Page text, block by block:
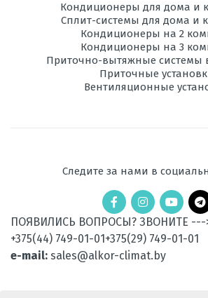
Кондиционеры для дома и
Сплит-системы для дома и
Кондиционеры на 2
Кондиционеры на 3
Приточно-вытяжные системы
Приточные
Вентиляционные
Следите за нами в
ПОЯВИЛИСЬ ВОПРОСЫ? ЗВОНИТЕ ---
+375(44) 749-01-01 +375(29) 749-01-01
e-mail: sales@alkor-climat.by